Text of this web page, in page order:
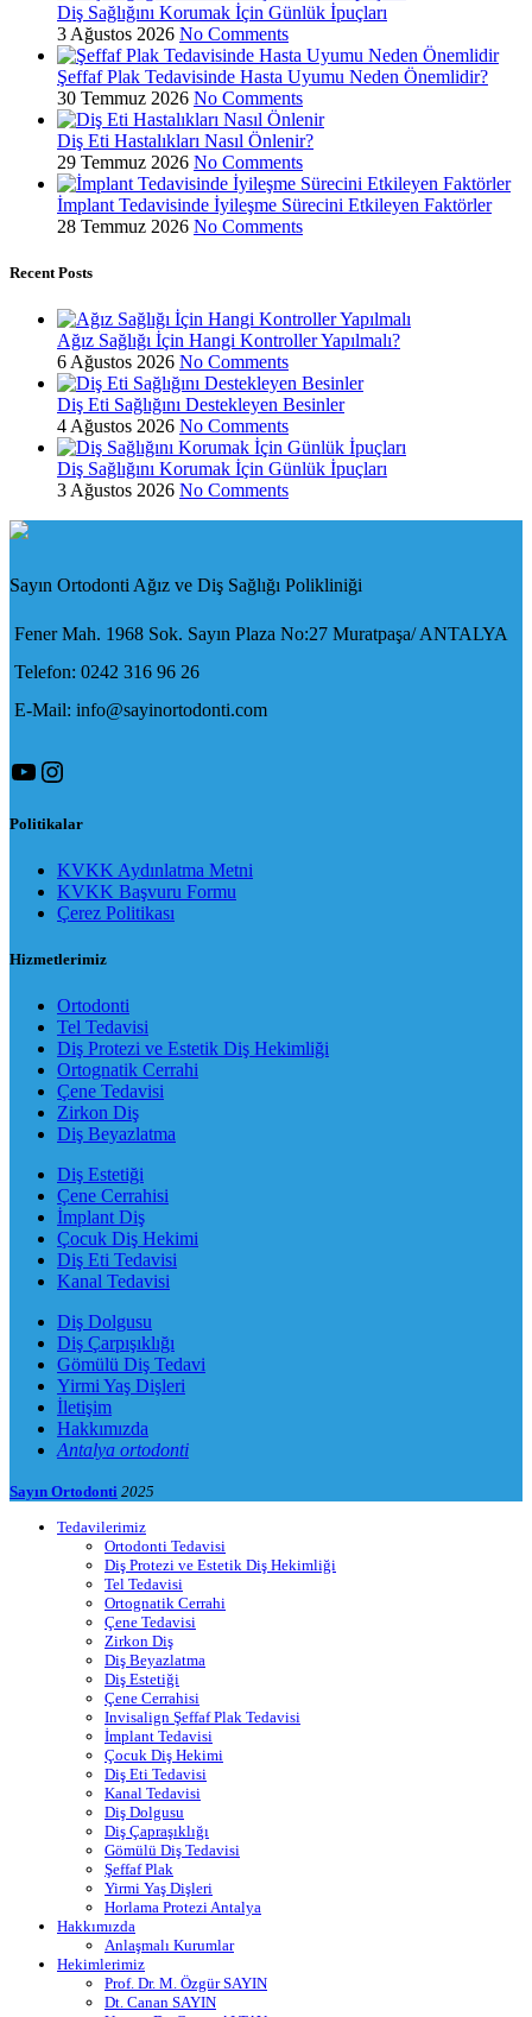
Diş Sağlığını Korumak İçin Günlük İpuçları
3 Ağustos 2026 No Comments
Şeffaf Plak Tedavisinde Hasta Uyumu Neden Önemlidir?
30 Temmuz 2026 No Comments
Diş Eti Hastalıkları Nasıl Önlenir?
29 Temmuz 2026 No Comments
İmplant Tedavisinde İyileşme Sürecini Etkileyen Faktörler
28 Temmuz 2026 No Comments
Recent Posts
Ağız Sağlığı İçin Hangi Kontroller Yapılmalı?
6 Ağustos 2026 No Comments
Diş Eti Sağlığını Destekleyen Besinler
4 Ağustos 2026 No Comments
Diş Sağlığını Korumak İçin Günlük İpuçları
3 Ağustos 2026 No Comments
Sayın Ortodonti Ağız ve Diş Sağlığı Polikliniği
Fener Mah. 1968 Sok. Sayın Plaza No:27 Muratpaşa/ ANTALYA
Telefon: 0242 316 96 26
E-Mail: info@sayinortodonti.com
YouTube
Instagram
Politikalar
KVKK Aydınlatma Metni
KVKK Başvuru Formu
Çerez Politikası
Hizmetlerimiz
Ortodonti
Tel Tedavisi
Diş Protezi ve Estetik Diş Hekimliği
Ortognatik Cerrahi
Çene Tedavisi
Zirkon Diş
Diş Beyazlatma
Diş Estetiği
Çene Cerrahisi
İmplant Diş
Çocuk Diş Hekimi
Diş Eti Tedavisi
Kanal Tedavisi
Diş Dolgusu
Diş Çarpışıklığı
Gömülü Diş Tedavi
Yirmi Yaş Dişleri
İletişim
Hakkımızda
Antalya ortodonti
Sayın Ortodonti 2025
Tedavilerimiz
Ortodonti Tedavisi
Diş Protezi ve Estetik Diş Hekimliği
Tel Tedavisi
Ortognatik Cerrahi
Çene Tedavisi
Zirkon Diş
Diş Beyazlatma
Diş Estetiği
Çene Cerrahisi
Invisalign Şeffaf Plak Tedavisi
İmplant Tedavisi
Çocuk Diş Hekimi
Diş Eti Tedavisi
Kanal Tedavisi
Diş Dolgusu
Diş Çapraşıklığı
Gömülü Diş Tedavisi
Şeffaf Plak
Yirmi Yaş Dişleri
Horlama Protezi Antalya
Hakkımızda
Anlaşmalı Kurumlar
Hekimlerimiz
Prof. Dr. M. Özgür SAYIN
Dt. Canan SAYIN